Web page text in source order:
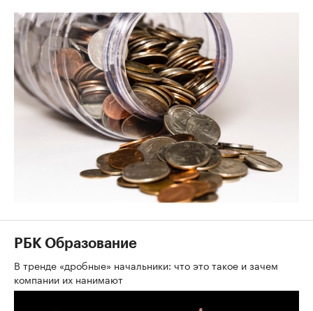
РБК Образование
В тренде «дробные» начальники: что это такое и зачем
компании их нанимают